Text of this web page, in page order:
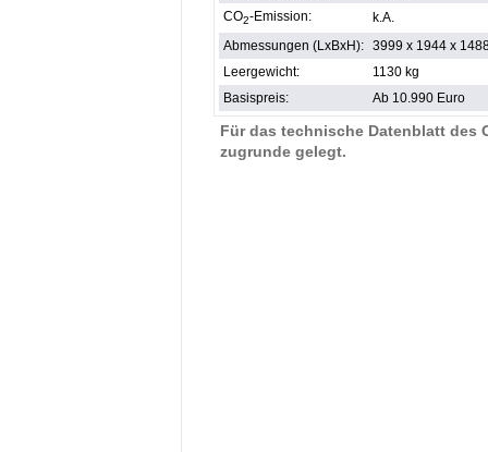
CO2-Emission:
k.A.
Abmessungen (LxBxH): 3999 x 1944 x
Leergewicht:
1130 kg
Basispreis:
Ab 10.990 Euro
Für das technische Datenblatt des
zugrunde gelegt.